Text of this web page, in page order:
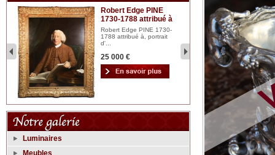
Robert Edge PINE
1730-1788 attribué à
Robert Edge PINE 1730-
1788 attribué à, portrait
d'...
25 000 € 2
Luminaires
Meubles